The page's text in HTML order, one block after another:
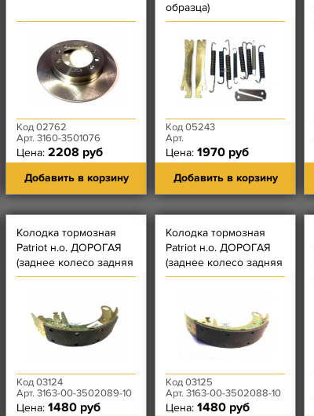
Код 02762
Арт. 3160-3501076
Цена: 2208 руб
Добавить в корзину
образца)
Код 05243
Арт.
Цена: 1970 руб
Добавить в корзину
Колодка тормозная
Patriot н.о. ДОРОГАЯ
(заднее колесо задняя
- с Короткой
Код 03124
Арт. 3163-00-3502089-10
Цена: 1480 руб
Колодка тормозная
Patriot н.о. ДОРОГАЯ
(заднее колесо задняя
- с Короткой
Код 03125
Арт. 3163-00-3502088-10
Цена: 1480 руб